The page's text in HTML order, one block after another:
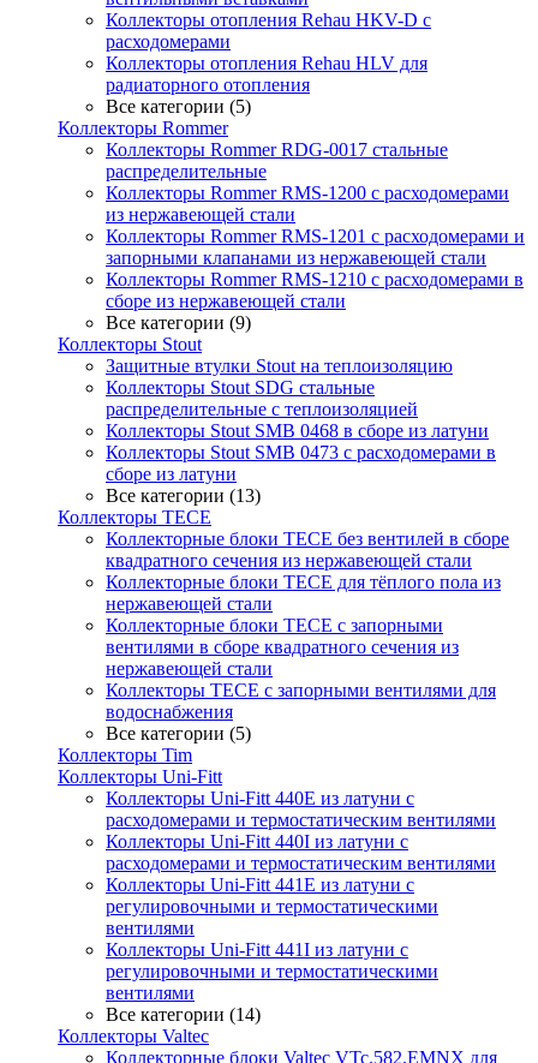
Коллекторы отопления Rehau HKV-D с
расходомерами
Коллекторы отопления Rehau HLV для
радиаторного отопления
Все категории (5)
Коллекторы Rommer
Коллекторы Rommer RDG-0017 стальные
распределительные
Коллекторы Rommer RMS-1200 с расходомерами
из нержавеющей стали
Коллекторы Rommer RMS-1201 с расходомерами и
запорными клапанами из нержавеющей стали
Коллекторы Rommer RMS-1210 с расходомерами в
сборе из нержавеющей стали
Все категории (9)
Коллекторы Stout
Защитные втулки Stout на теплоизоляцию
Коллекторы Stout SDG стальные
распределительные с теплоизоляцией
Коллекторы Stout SMB 0468 в сборе из латуни
Коллекторы Stout SMB 0473 с расходомерами в
сборе из латуни
Все категории (13)
Коллекторы TECE
Коллекторные блоки TECE без вентилей в сборе
квадратного сечения из нержавеющей стали
Коллекторные блоки TECE для тёплого пола из
нержавеющей стали
Коллекторные блоки TECE с запорными
вентилями в сборе квадратного сечения из
нержавеющей стали
Коллекторы TECE с запорными вентилями для
водоснабжения
Все категории (5)
Коллекторы Tim
Коллекторы Uni-Fitt
Коллекторы Uni-Fitt 440E из латуни с
расходомерами и термостатическим вентилями
Коллекторы Uni-Fitt 440I из латуни с
расходомерами и термостатическим вентилями
Коллекторы Uni-Fitt 441E из латуни с
регулировочными и термостатическими
вентилями
Коллекторы Uni-Fitt 441I из латуни с
регулировочными и термостатическими
вентилями
Все категории (14)
Коллекторы Valtec
Коллекторные блоки Valtec VTc.582.EMNX для